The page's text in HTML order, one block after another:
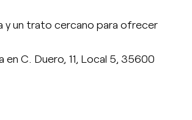
y un trato cercano para ofrecer
C. Duero, 11, Local 5, 35600